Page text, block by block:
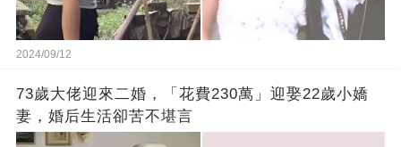
2024/09/12
73歲大佬迎來二婚，「花費230萬」迎娶22歲小嬌
妻，婚后生活卻苦不堪言